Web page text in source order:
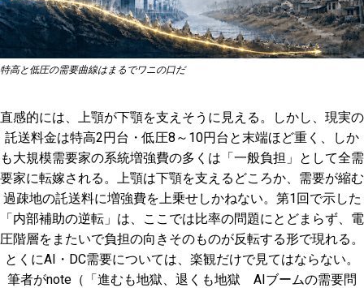
特高と低圧の需要曲線はまるでワニの口だ
直感的には、上顎が下顎を支えそうに見える。しかし、現実の
託送料金は特高2円台・低圧8～10円台と末端ほど重く、しか
も大規模需要家の系統増強費の多くは「一般負担」として全需
要家に転嫁される。上顎は下顎を支えるどころか、需要が縮む
過疎地の託送料に増強費を上乗せしかねない。第1回で示した
「内部補助の逆転」は、ここでは比率の問題にとどまらず、電
圧階層をまたいで負担の向きそのものが反転する形で現れる。
とくにAI・DC需要については、楽観だけで見てはならない。
筆者がnote（「進むも地獄、退くも地獄 AIブームの需要問